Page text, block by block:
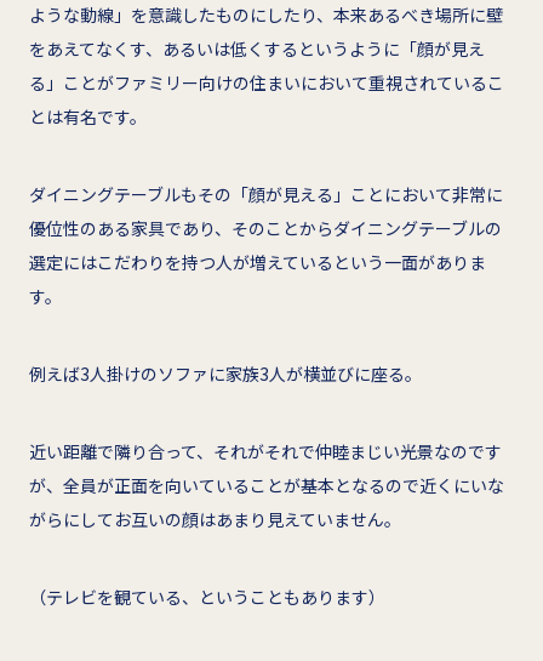
ような動線」を意識したものにしたり、本来あるべき場所に壁
をあえてなくす、あるいは低くするというように「顔が見え
る」ことがファミリー向けの住まいにおいて重視されているこ
とは有名です。
ダイニングテーブルもその「顔が見える」ことにおいて非常に
優位性のある家具であり、そのことからダイニングテーブルの
選定にはこだわりを持つ人が増えているという一面がありま
す。
例えば3人掛けのソファに家族3人が横並びに座る。
近い距離で隣り合って、それがそれで仲睦まじい光景なのです
が、全員が正面を向いていることが基本となるので近くにいな
がらにしてお互いの顔はあまり見えていません。
（テレビを観ている、ということもあります）